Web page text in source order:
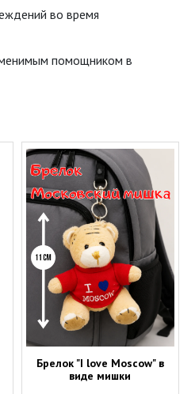
во время
помощником в
Брелок "I love Moscow" в
виде мишки